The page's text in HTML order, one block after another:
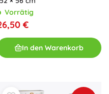
Vorrätig
€
In den Warenkorb